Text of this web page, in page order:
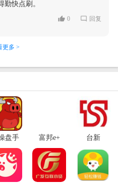
勤快点刷。
0 回复
更多 >
盘手 富邦e+
台新
机版